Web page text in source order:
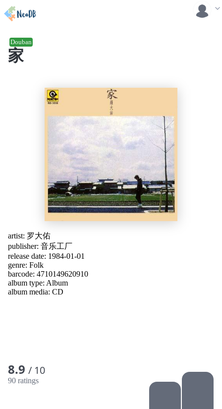
家
Douban
artist: 罗大佑
publisher: 音乐工厂
release date: 1984-01-01
genre: Folk
barcode: 4710149620910
album type: Album
album media: CD
8.9 / 10
90 ratings